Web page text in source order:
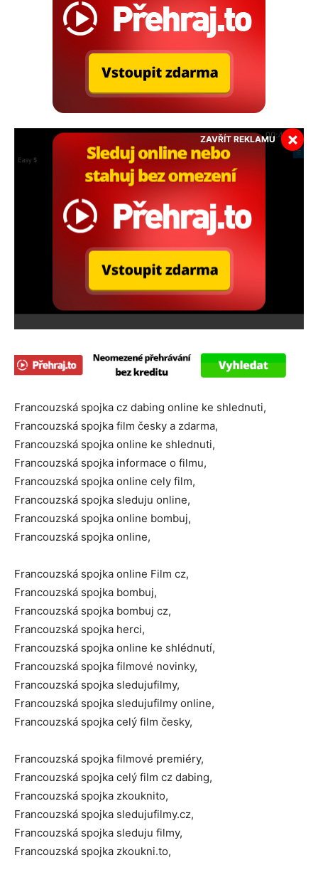
ZAVŘÍT REKLAMU ×
Francouzská spojka cz dabing online ke shlednuti,
Francouzská spojka film česky a zdarma,
Francouzská spojka online ke shlednuti,
Francouzská spojka informace o filmu,
Francouzská spojka online cely film,
Francouzská spojka sleduju online,
Francouzská spojka online bombuj,
Francouzská spojka online,
Francouzská spojka online Film cz,
Francouzská spojka bombuj,
Francouzská spojka bombuj cz,
Francouzská spojka herci,
Francouzská spojka online ke shlédnutí,
Francouzská spojka filmové novinky,
Francouzská spojka sledujufilmy,
Francouzská spojka sledujufilmy online,
Francouzská spojka celý film česky,
Francouzská spojka filmové premiéry,
Francouzská spojka celý film cz dabing,
Francouzská spojka zkouknito,
Francouzská spojka sledujufilmy.cz,
Francouzská spojka sleduju filmy,
Francouzská spojka zkoukni.to,